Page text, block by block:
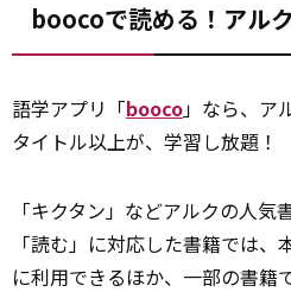
boocoで読める！アル
語学アプリ「booco」なら、ア
タイトル以上が、学習し放題！
「キクタン」などアルクの人気
「読む」に対応した書籍では
に利用できるほか、一部の書籍